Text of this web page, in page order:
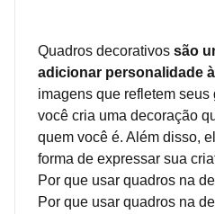
Quadros decorativos são
adicionar personalidade
imagens que refletem seus
você cria uma decoração
quem você é. Além disso,
forma de expressar sua
Por que usar quadros na
Por que usar quadros na